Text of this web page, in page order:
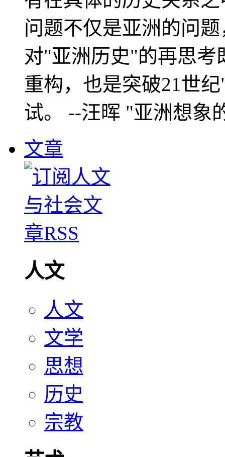
问题不仅是亚洲的问
对"亚洲历史"的再思考
重构，也是突破21世
试。 --汪晖 "亚洲想象
文章
人文
人文
文学
思想
历史
宗教